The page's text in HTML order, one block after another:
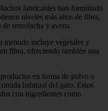
fabricantes han formulado
niveles más altos de fibra,
remolacha y avena.
menudo incluye vegetales y
fibra, ofreciendo también una
en forma de polvo o
habitual del gato. Estos
con ingredientes como